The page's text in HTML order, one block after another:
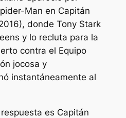
Man en Capitán
donde Tony Stark
y lo recluta para la
contra el Equipo
jocosa y
instantáneamente al
es Capitán